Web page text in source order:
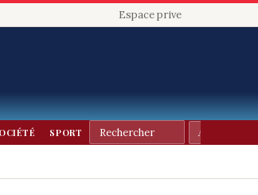
Espace prive
SPORT